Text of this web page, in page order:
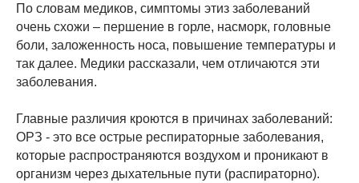
По словам медиков, симптомы этиз заболеваний
очень схожи – першение в горле, насморк, головные
боли, заложенность носа, повышение температуры и
так далее. Медики рассказали, чем отличаются эти
заболевания.
Главные различия кроются в причинах заболеваний:
ОРЗ - это все острые респираторные заболевания,
которые распространяются воздухом и проникают в
организм через дыхательные пути (распираторно).